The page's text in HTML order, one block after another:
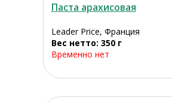
Паста арахисовая
Leader Price, Франция
Вес нетто: 350 г
Временно нет